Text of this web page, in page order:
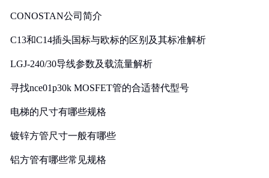
CONOSTAN公司简介
C13和C14插头国标与欧标的区别及其标准解析
LGJ-240/30导线参数及载流量解析
寻找nce01p30k MOSFET管的合适替代型号
电梯的尺寸有哪些规格
镀锌方管尺寸一般有哪些
铝方管有哪些常见规格